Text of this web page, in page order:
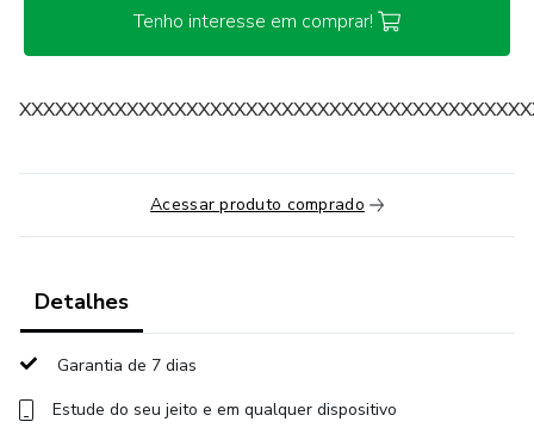
Tenho interesse em comprar!
Acessar produto comprado
Detalhes
Garantia de 7 dias
Estude do seu jeito e em qualquer dispositivo